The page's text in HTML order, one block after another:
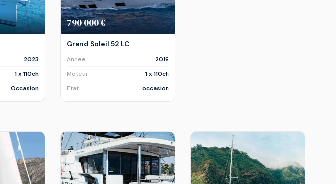
2023
1 x 110ch
Occasion
790 000 €
Grand Soleil 52 LC
Annee
2019
Moteur
1 x 110ch
Etat
occasion